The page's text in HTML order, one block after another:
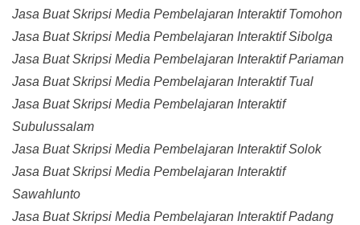
Jasa Buat Skripsi Media Pembelajaran Interaktif Tomohon
Jasa Buat Skripsi Media Pembelajaran Interaktif Sibolga
Jasa Buat Skripsi Media Pembelajaran Interaktif Pariaman
Jasa Buat Skripsi Media Pembelajaran Interaktif Tual
Jasa Buat Skripsi Media Pembelajaran Interaktif
Subulussalam
Jasa Buat Skripsi Media Pembelajaran Interaktif Solok
Jasa Buat Skripsi Media Pembelajaran Interaktif
Sawahlunto
Jasa Buat Skripsi Media Pembelajaran Interaktif Padang